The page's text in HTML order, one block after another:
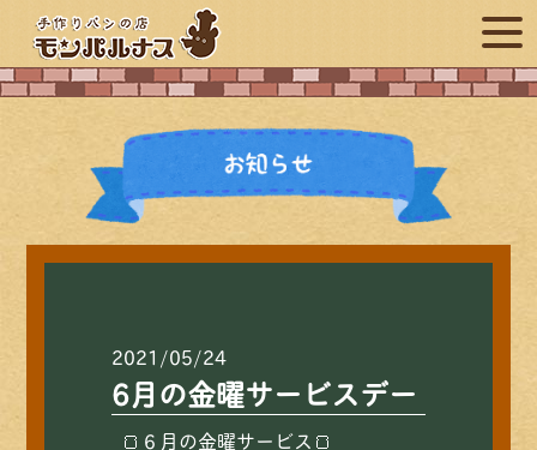
2021/05/24
6月の金曜サービスデー
🍞６月の金曜サービス🍞